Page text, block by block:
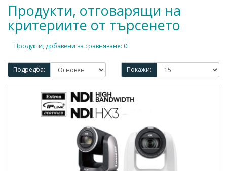
Продукти, отговарящи на
критериите от търсенето
Продукти, добавени за сравняване: 0
Подредба: Покажи: